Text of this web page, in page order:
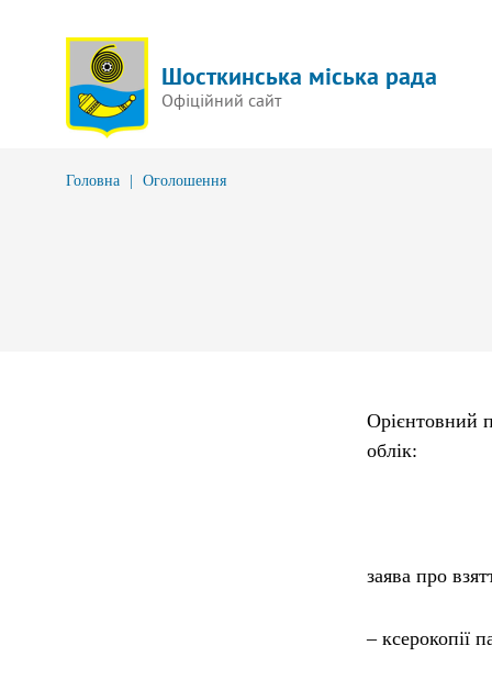
Шосткинська міська рада
Офіційний сайт
Головна Оголошення
Орієнтовний
облік:
заява про
– ксерокопії